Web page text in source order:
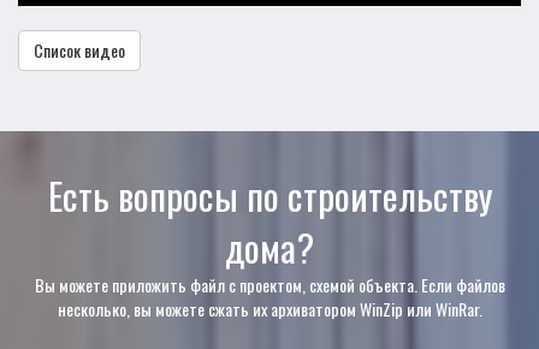
Список видео
Есть вопросы по строительству
дома?
Вы можете приложить файл с проектом, схемой объекта. Если файлов
несколько, вы можете сжать их архиватором WinZip или WinRar.